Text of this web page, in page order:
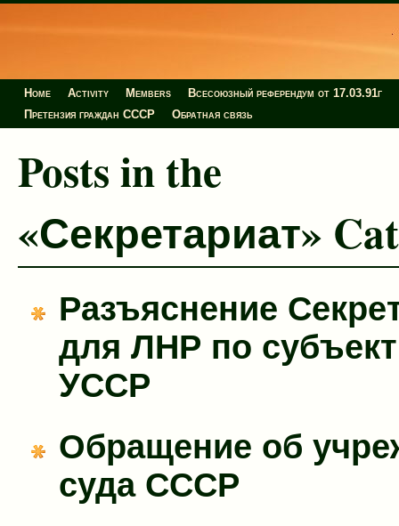
Home Activity Members Всесоюзный референдум от 17.03.91г
Претензия граждан СССР
Обратная связь
Posts in the
«Секретариат»
Разъяснение
для ЛНР по
УССР
Обращение об
суда СССР